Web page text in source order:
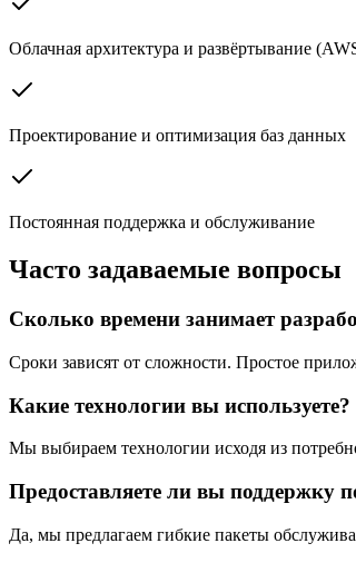
Облачная архитектура и развёртывание
Проектирование и оптимизация баз данных
Постоянная поддержка и обслуживание
Часто задаваемые вопросы
Сколько времени занимает
Сроки зависят от сложности. Простое
Какие технологии вы используете?
Мы выбираем технологии исходя из
Предоставляете ли вы поддержку
Да, мы предлагаем гибкие пакеты